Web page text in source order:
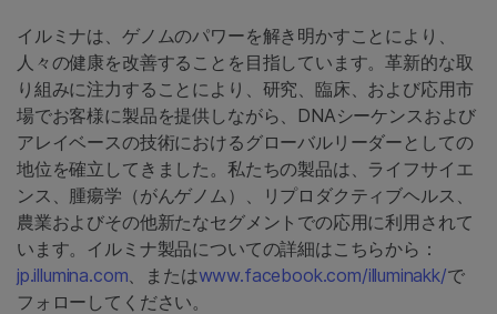
イルミナは、ゲノムのパワーを解き明かすことにより、
人々の健康を改善することを目指しています。革新的な取
り組みに注力することにより、研究、臨床、および応用市
場でお客様に製品を提供しながら、DNAシーケンスおよび
アレイベースの技術におけるグローバルリーダーとしての
地位を確立してきました。私たちの製品は、ライフサイエ
ンス、腫瘍学（がんゲノム）、リプロダクティブヘルス、
農業およびその他新たなセグメントでの応用に利用されて
います。イルミナ製品についての詳細はこちらから：
jp.illumina.com、またはwww.facebook.com/illuminakk/で
フォローしてください。